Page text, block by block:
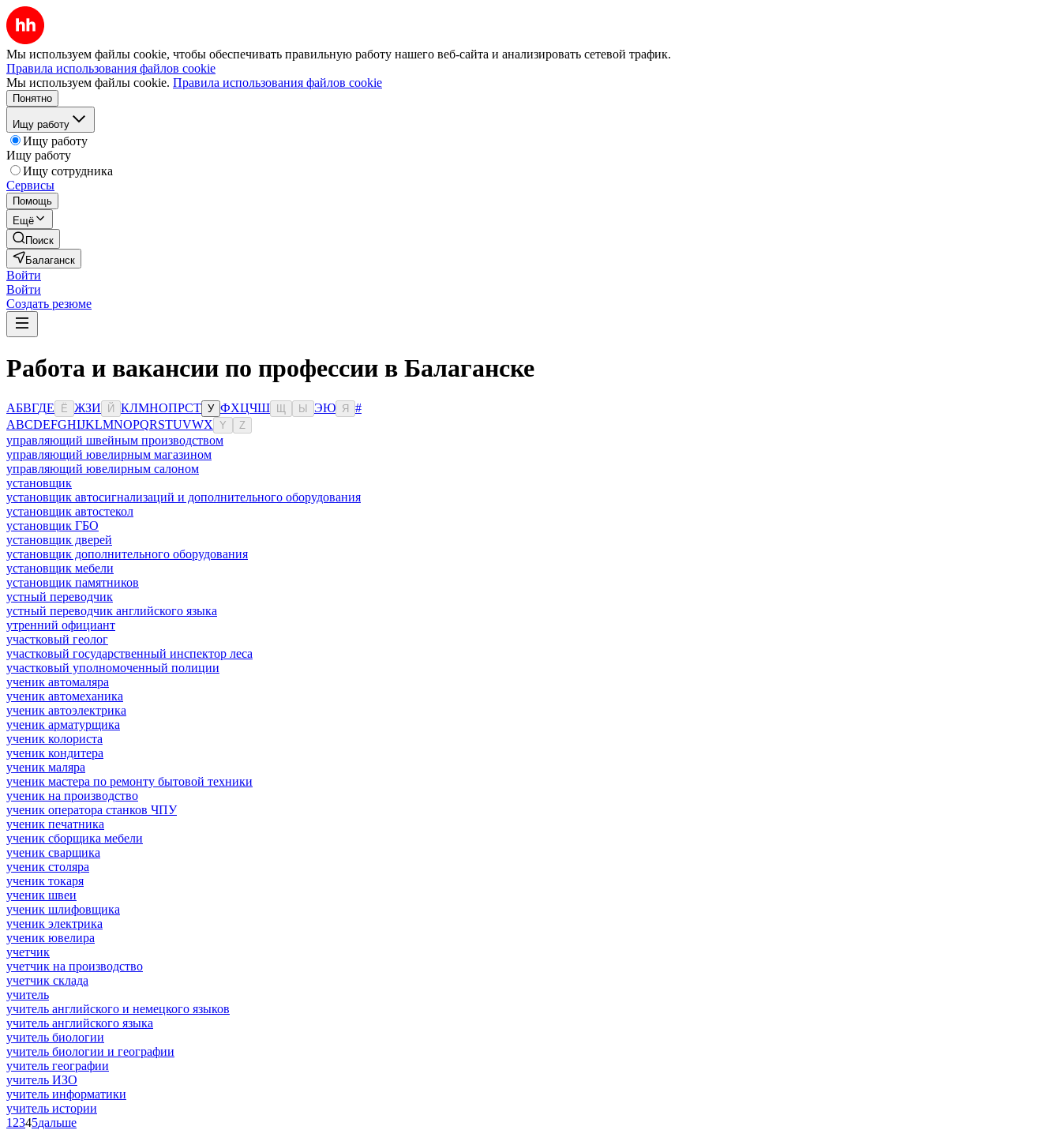
Мы используем файлы cookie, чтобы обеспечивать правильную работу нашего веб-сайта и анализировать сетевой трафик.
Правила использования файлов cookie
Мы используем файлы cookie. Правила использования файлов cookie
Понятно
Ищу работу
Ищу работу
Ищу работу
Ищу сотрудника
Сервисы
Помощь
Ещё
Поиск
Балаганск
Войти
Войти
Создать резюме
Работа и вакансии по профессии в Балаганске
АБВГДЕ Ё ЖЗИ Й КЛМНОПРСТ У ФХЦЧШ Ы ЭЮ Я
#
ABCDEFGHIJKLMNOPQRSTUVWX Y Z
управляющий швейным производством
управляющий ювелирным магазином
управляющий ювелирным салоном
установщик
установщик автосигнализаций и дополнительного оборудования
установщик автостекол
установщик ГБО
установщик дверей
установщик дополнительного оборудования
установщик мебели
установщик памятников
устный переводчик
устный переводчик английского языка
утренний официант
участковый геолог
участковый государственный инспектор леса
участковый уполномоченный полиции
ученик автомаляра
ученик автомеханика
ученик автоэлектрика
ученик арматурщика
ученик колориста
ученик кондитера
ученик маляра
ученик мастера по ремонту бытовой техники
ученик на производство
ученик оператора станков ЧПУ
ученик печатника
ученик сборщика мебели
ученик сварщика
ученик столяра
ученик токаря
ученик швеи
ученик шлифовщика
ученик электрика
ученик ювелира
учетчик
учетчик на производство
учетчик склада
учитель
учитель английского и немецкого языков
учитель английского языка
учитель биологии
учитель биологии и географии
учитель географии
учитель ИЗО
учитель информатики
учитель истории
1 2345дальше